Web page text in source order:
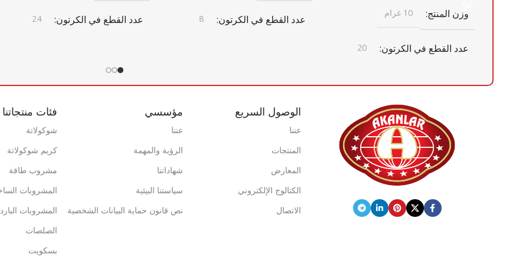
وزن المنتج 10 غرام
عدد القطع في الكرتون 20
أبعاد الكرتون
باركود الكرتون
عدد القطع في الكرتون 8
372 مم × 402 مم × 187 مم × 402 مم
باركود الكرتون
علامة تجارية فريش كويك
عدد القطع في الكرتون 24
246 مم × 410 مم × 205 مم × 246 مم
علامة تجارية فريش كويك
الوصول السريع
عننا
المنتجات
المعارض
الكتالوج الإلكتروني
الاتصال
مؤسسي
عننا
الرؤية والمهمة
شهاداتنا
سياستنا البيئية
نص قانون حماية البيانات الشخصية
فئات منتجاتنا
شوكولاتة
كريم شوكولاتة
مشروب طاقة
المشروبات
المشروبات
الصلصات
بسكويت